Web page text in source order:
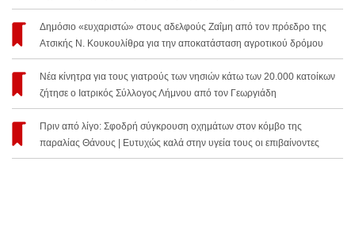
Δημόσιο «ευχαριστώ» στους αδελφούς Ζαΐμη από τον πρόεδρο της
Ατσικής Ν. Κουκουλίθρα για την αποκατάσταση αγροτικού δρόμου
Νέα κίνητρα για τους γιατρούς των νησιών κάτω των 20.000 κατοίκων
ζήτησε ο Ιατρικός Σύλλογος Λήμνου από τον Γεωργιάδη
Πριν από λίγο: Σφοδρή σύγκρουση οχημάτων στον κόμβο της
παραλίας Θάνους | Ευτυχώς καλά στην υγεία τους οι επιβαίνοντες